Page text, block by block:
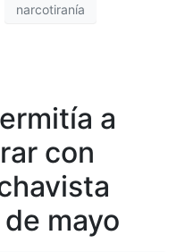
narcotiranía
a
con
mayo